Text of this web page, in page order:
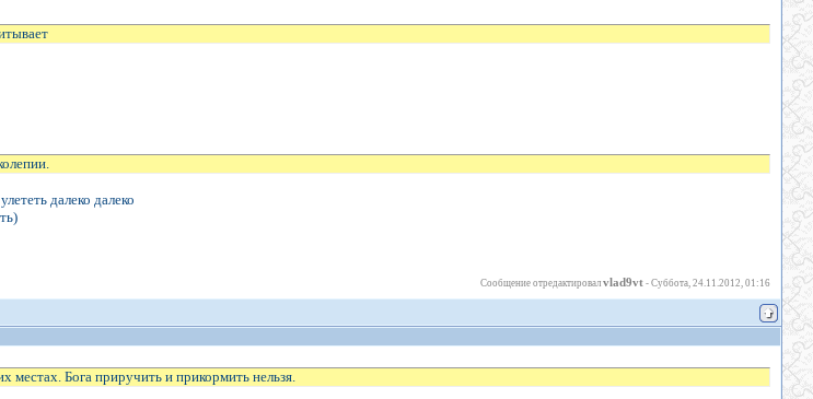
далеко далеко
Сообщение отредактировалvlad9vt -Суббота, 24.11.2012, 01:16
местах. Бога приручить и прикормить нельзя.